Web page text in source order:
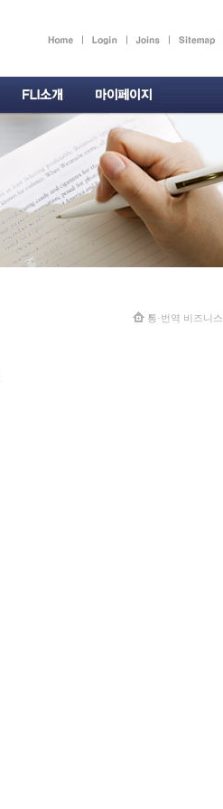
통·번역 비즈니스